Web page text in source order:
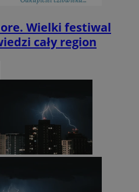
Wielki festiwal
cały region